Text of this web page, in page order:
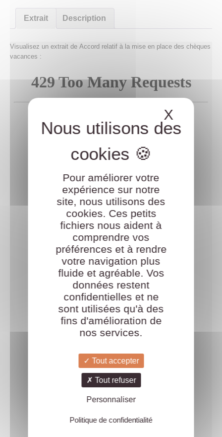
Pour améliorer votre
expérience sur notre
site, nous utilisons des
cookies. Ces petits
fichiers nous aident à
comprendre vos
préférences et à rendre
votre navigation plus
fluide et agréable. Vos
données restent
confidentielles et ne
sont utilisées qu'à des
fins d'amélioration de
nos services.
Tout accepter
Tout refuser
Personnaliser
Politique de confidentialité
X
Extrait Description
Visualisez un extrait de Accord relatif à la mise en place des chèques
vacances :